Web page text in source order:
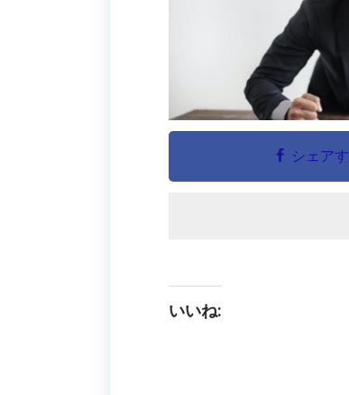
シェア
いいね: